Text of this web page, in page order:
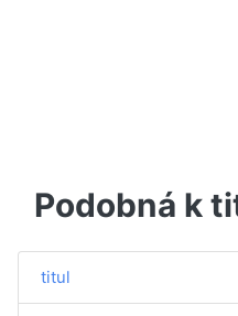
Podobná k
titul